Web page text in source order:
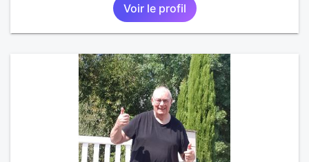
Voir le profil